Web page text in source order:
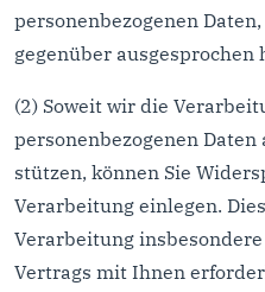
personenbezogenen
gegenüber ausgesprochen
(2) Soweit wir die
personenbezogenen
stützen, können Sie
Verarbeitung einlegen.
Verarbeitung
Vertrags mit Ihnen